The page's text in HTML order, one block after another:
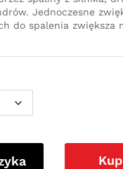
Jednoczesne
do spalenia zwiększa